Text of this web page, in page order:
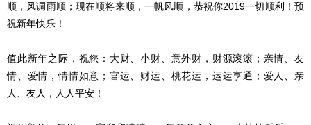
顺，风调雨顺；现在顺将来顺，一帆风顺，恭祝你2019一切顺利！预
祝新年快乐！
值此新年之际，祝您：大财、小财、意外财，财源滚滚；亲情、友
情、爱情，情情如意；官运、财运、桃花运，运运亨通；爱人、亲
人、友人，人人平安！